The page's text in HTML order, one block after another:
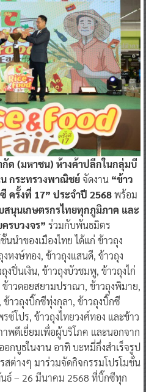
กัด (มหาชน) ห้างค้าปลีกในกลุ่มบี
กระทรวงพาณิชย์จัดงาน“ข้าว
ครั้งที่ 17” ประจำปี 2568พร้อม
นุนเกษตรกรไทยทุกภูมิภาค และ
รบวงจร”ร่วมกับพันธมิตร
นำของเมืองไทย ได้แก่ ข้าวถุง
หงษ์ทอง, ข้าวถุงแสนดี, ข้าวถุง
ปิ่นเงิน, ข้าวถุงบัวชมพู, ข้าวถุงไก่
าวดอยสยามปราณา, ข้าวถุงพิมาย,
ข้าวถุงบิ๊กซีทุ่งกุลา, ข้าวถุงบิ๊กซี
โปร, ข้าวถุงไทยวงศ์ทอง และข้าว
พดีเยี่ยมเพื่อผู้บริโภค และนอกจาก
กบูธในงาน อาทิ บะหมี่กึ่งสำเร็จรูป
สต่างๆ มาร่วมจัดกิจกรรมโปรโมชั่น
ธ์ – 26 มีนาคม 2568 ที่บิ๊กซีทุก